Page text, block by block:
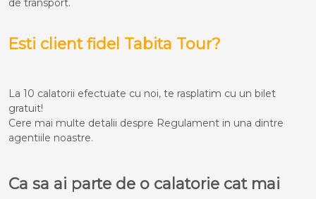
de transport.
Esti client fidel Tabita Tour?
La 10 calatorii efectuate cu noi, te rasplatim cu un bilet
gratuit!
Cere mai multe detalii despre Regulament in una dintre
agentiile noastre.
Ca sa ai parte de o calatorie cat mai